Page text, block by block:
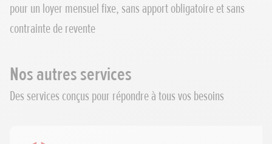
pour un loyer mensuel fixe, sans apport obligatoire et sans
contrainte de revente
Nos autres services
Des services conçus pour répondre à tous vos besoins